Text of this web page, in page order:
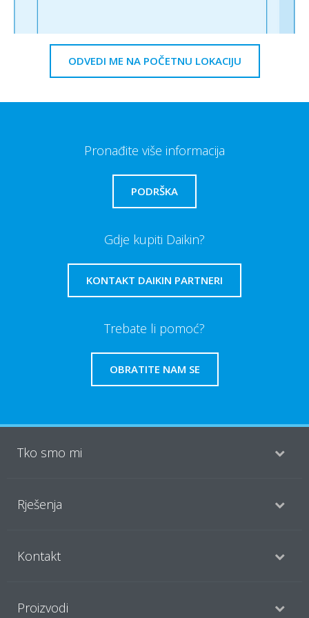
ODVEDI ME NA POČETNU LOKACIJU
Pronađite više informacija
PODRŠKA
Gdje kupiti Daikin?
KONTAKT DAIKIN PARTNERI
Trebate li pomoć?
OBRATITE NAM SE
Tko smo mi
Rješenja
Kontakt
Proizvodi